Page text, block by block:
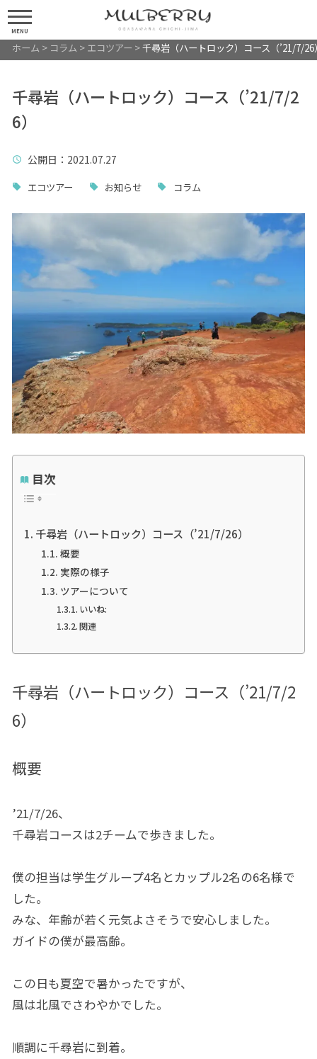
MENU
ホーム > コラム > エコツアー >千尋岩（ハートロック）コース（’21/7/26
千尋岩（ハートロック）コース（’21/7/2
6）
公開日 ：2021.07.27
エコツアー お知らせ コラム
目次
千尋岩（ハートロック）コース（’21/7/26）
概要
実際の様子
ツアーについて
いいね:
関連
千尋岩（ハートロック）コース（’21/7/2
6）
概要
’21/7/26、
千尋岩コースは2チームで歩きました。
僕の担当は学生グループ4名とカップル2名の6名様で
した。
みな、年齢が若く元気よさそうで安心しました。
ガイドの僕が最高齢。
この日も夏空で暑かったですが、
風は北風でさわやかでした。
順調に千尋岩に到着。